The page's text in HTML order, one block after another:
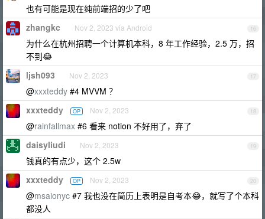
也有可能是现在纯前端招的少了吧
16
zhangkc Nov 2, 2023 via Android
为什么在杭州招聘一个计算机本科，8 年工作经验，2.5 万，招
不到😂
17
ljsh093 Nov 2, 2023
@xxxteddy #4 MVVM ？
18
xxxteddy OP Nov 2, 2023
@rainfallmax #6 看来 notion 不好用了，弃了
19
daisyliudi Nov 2, 2023
钱真的有点少，这个 2.5w
20
xxxteddy OP Nov 2, 2023
@msaionyc #7 我也没在简历上表明是自考本😂，就写了个本科
都没人